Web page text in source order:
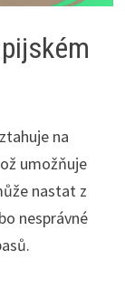
na
umožňuje
nastat z
nesprávné